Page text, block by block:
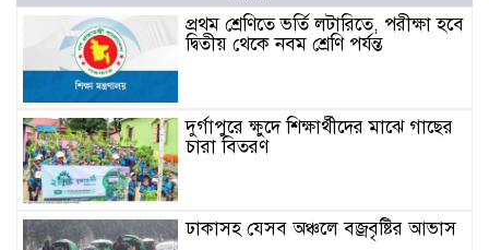
প্রথম শ্রেণিতে ভর্তি লটারিতে, পরীক্ষা হবে
দ্বিতীয় থেকে নবম শ্রেণি পর্যন্ত
দুর্গাপুরে ক্ষুদে শিক্ষার্থীদের মাঝে গাছের
চারা বিতরণ
ঢাকাসহ যেসব অঞ্চলে বজ্রবৃষ্টির আভাস